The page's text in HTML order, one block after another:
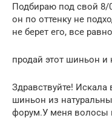
Подбираю под свой 8/
он по оттенку не
не берет его, все
продай этот шиньон и
Здравствуйте! Искала
шиньон из
форум.У меня волосы